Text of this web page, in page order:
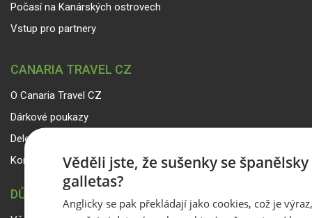
Počasí na Kanárských ostrovech
Vstup pro partnery
CANARIA TRAVEL CZ
O Canaria Travel CZ
Dárkové poukazy
Delegáti
Kontakty
DŮLEŽITÉ INFORMACE
Věděli jste, že sušenky se
galletas?
Anglicky se pak překládají jako cookies, což je